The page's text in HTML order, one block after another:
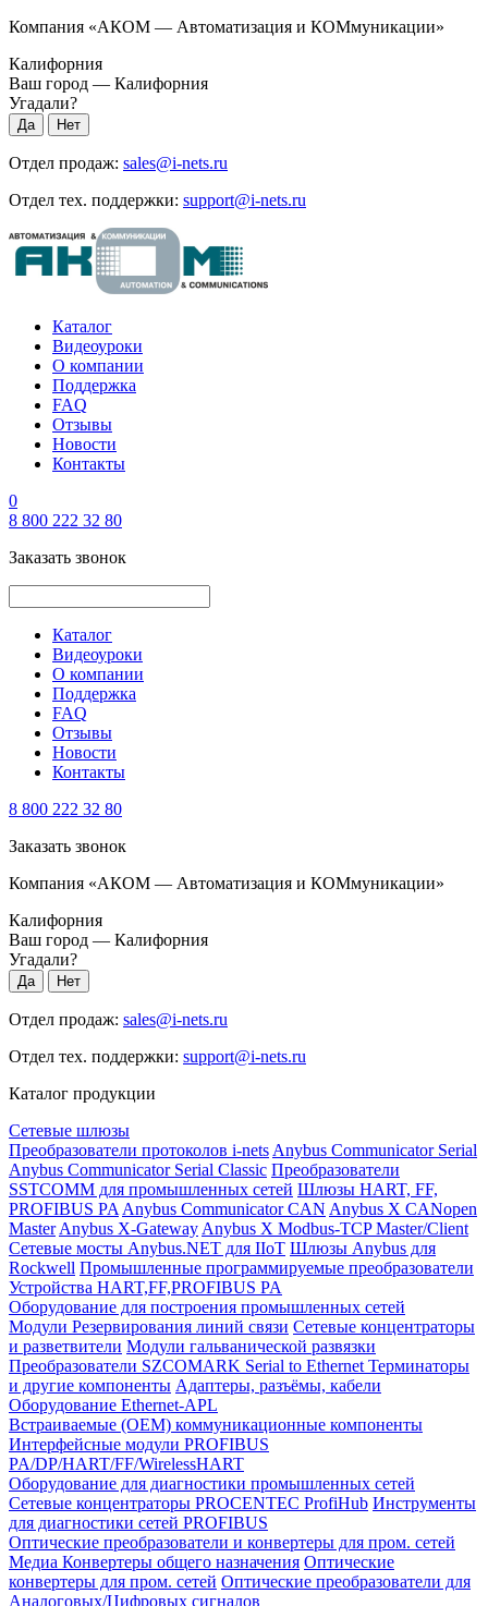
Компания «АКОМ — Автоматизация и КОМмуникации»
Калифорния
Ваш город — Калифорния
Угадали?
Отдел продаж: sales@i-nets.ru
Отдел тех. поддержки: support@i-nets.ru
Каталог
Видеоуроки
О компании
Поддержка
FAQ
Отзывы
Новости
Контакты
0
8 800 222 32 80
Заказать звонок
Каталог
Видеоуроки
О компании
Поддержка
FAQ
Отзывы
Новости
Контакты
8 800 222 32 80
Заказать звонок
Компания «АКОМ — Автоматизация и КОМмуникации»
Калифорния
Ваш город — Калифорния
Угадали?
Отдел продаж: sales@i-nets.ru
Отдел тех. поддержки: support@i-nets.ru
Каталог продукции
Сетевые шлюзы
Преобразователи протоколов i-nets Anybus Communicator Serial
Anybus Communicator Serial Classic Преобразователи
SSTCOMM для промышленных сетей Шлюзы HART, FF,
PROFIBUS PA Anybus Communicator CAN Anybus X CANopen
Master Anybus X-Gateway Anybus X Modbus-TCP Master/Client
Сетевые мосты Anybus.NET для IIoT Шлюзы Anybus для
Rockwell Промышленные программируемые преобразователи
Устройства HART,FF,PROFIBUS PA
Оборудование для построения промышленных сетей
Модули Резервирования линий связи Сетевые концентраторы
и разветвители Модули гальванической развязки
Преобразователи SZCOMARK Serial to Ethernet Терминаторы
и другие компоненты Адаптеры, разъёмы, кабели
Оборудование Ethernet-APL
Встраиваемые (OEM) коммуникационные компоненты
Интерфейсные модули PROFIBUS
PA/DP/HART/FF/WirelessHART
Оборудование для диагностики промышленных сетей
Сетевые концентраторы PROCENTEC ProfiHub Инструменты
для диагностики сетей PROFIBUS
Оптические преобразователи и конвертеры для пром. сетей
Медиа Конвертеры общего назначения Оптические
конвертеры для пром. сетей Оптические преобразователи для
Аналоговых/Цифровых сигналов